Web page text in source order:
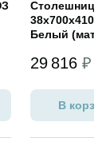
Столешница
38х700х4100
Белый (мат)
29 816 ₽ /
В